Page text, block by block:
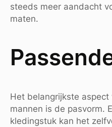
steeds meer aandacht
maten.
Het belangrijkste
mannen is de pasvorm.
kledingstuk kan het